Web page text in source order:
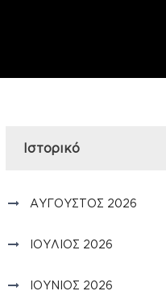
Ιστορικό
ΑΎΓΟΥΣΤΟΣ 2026
ΙΟΎΛΙΟΣ 2026
ΙΟΎΝΙΟΣ 2026